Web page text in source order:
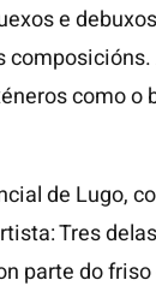
e
como o
de Lugo,
Tres
parte do